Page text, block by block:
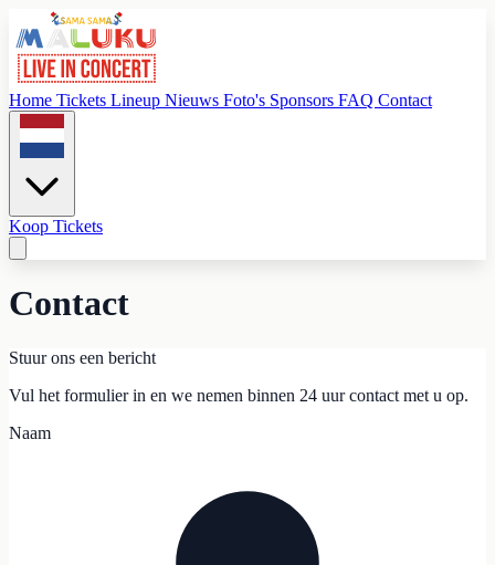
Home Tickets Lineup Nieuws Foto's Sponsors FAQ Contact
Koop Tickets
Contact
Stuur ons een bericht
Vul het formulier in en we nemen binnen 24 uur contact met u op.
Naam